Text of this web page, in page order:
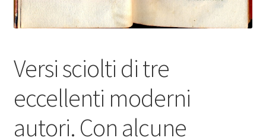
Versi sciolti di tre
eccellenti moderni
autori. Con alcune